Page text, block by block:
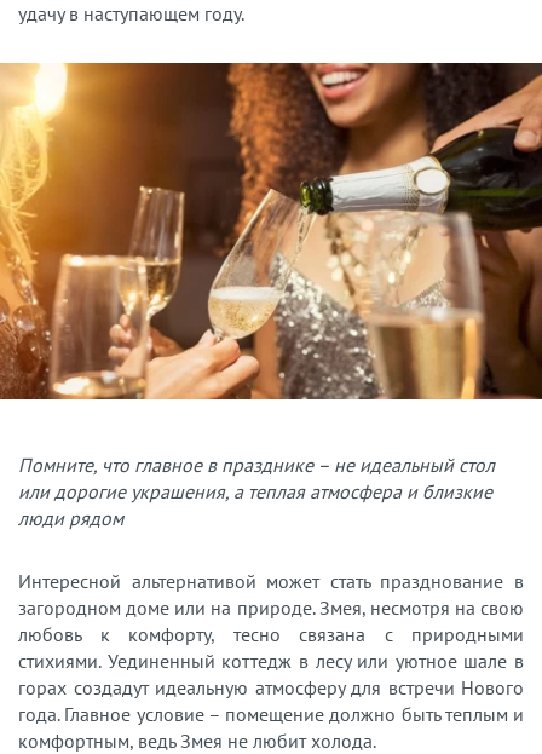
удачу в наступающем году.
Помните, что главное в празднике – не идеальный стол
или дорогие украшения, а теплая атмосфера и близкие
люди рядом
Интересной альтернативой может стать празднование в
загородном доме или на природе. Змея, несмотря на свою
любовь к комфорту, тесно связана с природными
стихиями. Уединенный коттедж в лесу или уютное шале в
горах создадут идеальную атмосферу для встречи Нового
года. Главное условие – помещение должно быть теплым и
комфортным, ведь Змея не любит холода.